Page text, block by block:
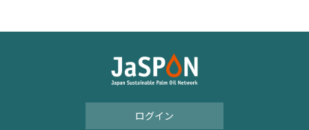
ログイン